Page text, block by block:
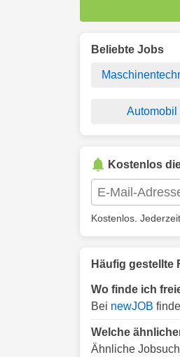
Beliebte Jobs
Automobil
Kostenlos
Kostenlos.
Häufig gestellte
Wo finde ich
Bei newJOB
Welche
Ähnliche